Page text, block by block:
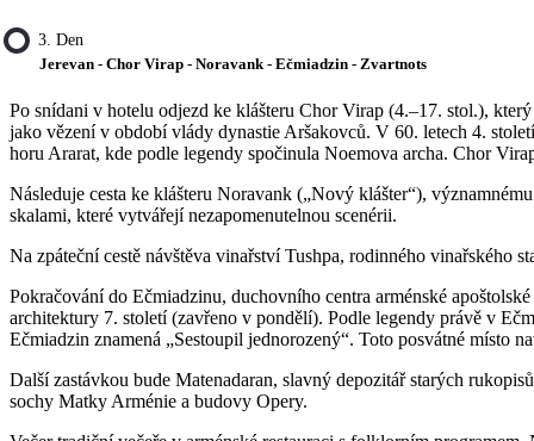
3. Den
Jerevan - Chor Virap - Noravank - Ečmiadzin - Zvartnots
Po snídani v hotelu odjezd ke klášteru Chor Virap (4.–17. stol.),
jako vězení v období vlády dynastie Aršakovců. V 60. letech 4.
horu Ararat, kde podle legendy spočinula Noemova archa. Chor
Následuje cesta ke klášteru Noravank („Nový klášter“),
skalami, které vytvářejí nezapomenutelnou scenérii.
Na zpáteční cestě návštěva vinařství Tushpa, rodinného vinařského
Pokračování do Ečmiadzinu, duchovního centra arménské
architektury 7. století (zavřeno v pondělí). Podle legendy právě v
Ečmiadzin znamená „Sestoupil jednorozený“. Toto posvátné místo
Další zastávkou bude Matenadaran, slavný depozitář starých
sochy Matky Arménie a budovy Opery.